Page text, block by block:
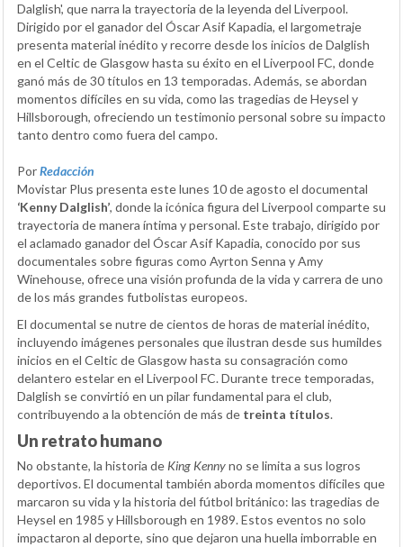
Dalglish', que narra la trayectoria de la leyenda del Liverpool.
Dirigido por el ganador del Óscar Asif Kapadia, el largometraje
presenta material inédito y recorre desde los inicios de Dalglish
en el Celtic de Glasgow hasta su éxito en el Liverpool FC, donde
ganó más de 30 títulos en 13 temporadas. Además, se abordan
momentos difíciles en su vida, como las tragedias de Heysel y
Hillsborough, ofreciendo un testimonio personal sobre su impacto
tanto dentro como fuera del campo.
PorRedacción
Movistar Plus presenta este lunes 10 de agosto el documental
‘Kenny Dalglish’, donde la icónica figura del Liverpool comparte su
trayectoria de manera íntima y personal. Este trabajo, dirigido por
el aclamado ganador del Óscar Asif Kapadia, conocido por sus
documentales sobre figuras como Ayrton Senna y Amy
Winehouse, ofrece una visión profunda de la vida y carrera de uno
de los más grandes futbolistas europeos.
El documental se nutre de cientos de horas de material inédito,
incluyendo imágenes personales que ilustran desde sus humildes
inicios en el Celtic de Glasgow hasta su consagración como
delantero estelar en el Liverpool FC. Durante trece temporadas,
Dalglish se convirtió en un pilar fundamental para el club,
contribuyendo a la obtención de más de treinta títulos.
Un retrato humano
No obstante, la historia de King Kennyno se limita a sus logros
deportivos. El documental también aborda momentos difíciles que
marcaron su vida y la historia del fútbol británico: las tragedias de
Heysel en 1985 y Hillsborough en 1989. Estos eventos no solo
impactaron al deporte, sino que dejaron una huella imborrable en